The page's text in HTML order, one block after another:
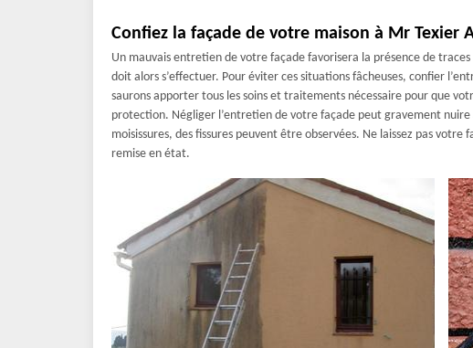
Confiez la façade de votre maison à Mr
Un mauvais entretien de votre façade favorisera la présence de
doit alors s’effectuer. Pour éviter ces situations fâcheuses, confier
saurons apporter tous les soins et traitements nécessaire pour que
protection. Négliger l’entretien de votre façade peut gravement nuire
moisissures, des fissures peuvent être observées. Ne laissez pas
remise en état.